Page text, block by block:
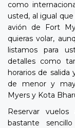
como
usted, al igual
avión de Fort
quieras volar,
listamos para
detalles como
horarios de salida
de menor y
Myers y Kota
Reservar
bastante